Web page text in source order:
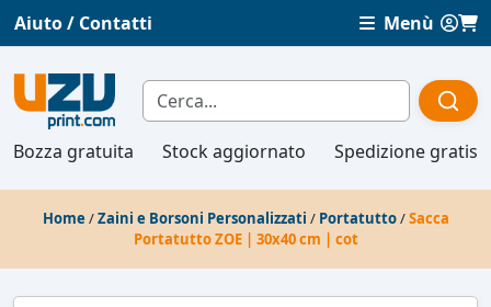
Aiuto / Contatti Menù
Bozza gratuita Stock aggiornato Spedizione gratis
Home /Zaini e Borsoni Personalizzati / Portatutto/Sacca
Portatutto ZOE | 30x40 cm | cot